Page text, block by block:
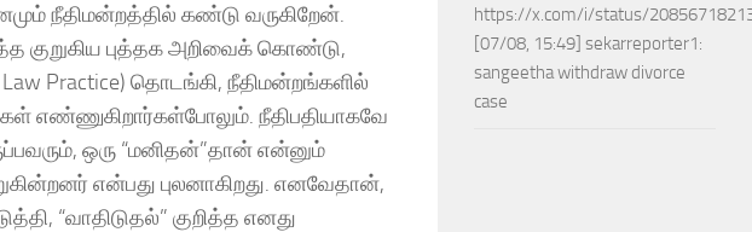
நீதிமன்றத்தில் கண்டு வருகிறேன்.
குறுகிய புத்தக அறிவைக் கொண்டு,
Practice) தொடங்கி, நீதிமன்றங்களில்
எண்ணுகிறார்கள்போலும். நீதிபதியாகவே
ஒரு “மனிதன்”தான் என்னும்
என்பது புலனாகிறது. எனவேதான்,
“வாதிடுதல்” குறித்த எனது
https://x.com/i/status/
[07/08, 15:49] sekarreporter1:
sangeetha withdraw divorce
case